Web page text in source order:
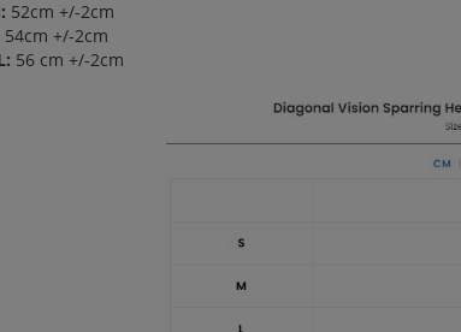
52cm +/-2cm
54cm +/-2cm
56 cm +/-2cm